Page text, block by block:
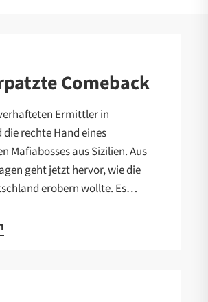
Comeback
Ermittler in
rechte Hand eines
Mafiabosses aus Sizilien. Aus
geht jetzt hervor, wie die
erobern wollte. Es…